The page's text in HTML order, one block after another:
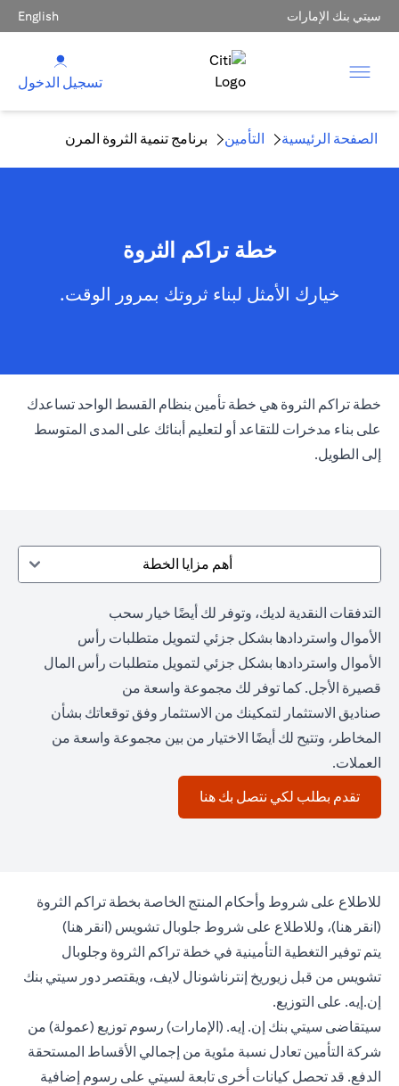
سيتي بنك الإمارات English
تسجيل الدخول
الصفحة الرئيسية التأمين برنامج تنمية الثروة المرن
خطة تراكم الثروة
خيارك الأمثل لبناء ثروتك بمرور الوقت.
خطة تراكم الثروة هي خطة تأمين بنظام القسط الواحد تساعدك
على بناء مدخرات للتقاعد أو لتعليم أبنائك على المدى المتوسط
إلى الطويل.
أهم مزايا الخطة
التدفقات النقدية لديك، وتوفر لك أيضًا خيار سحب
الأموال واستردادها بشكل جزئي لتمويل متطلبات رأس
الأموال واستردادها بشكل جزئي لتمويل متطلبات رأس المال
قصيرة الأجل. كما توفر لك مجموعة واسعة من
صناديق الاستثمار لتمكينك من الاستثمار وفق توقعاتك بشأن
المخاطر، وتتيح لك أيضًا الاختيار من بين مجموعة واسعة من
العملات.
تقدم بطلب لكي نتصل بك هنا
للاطلاع على شروط وأحكام المنتج الخاصة بخطة تراكم الثروة
(انقر هناopens in a new tab
)، وللاطلاع على شروط جلوبال تشويس (انقر هناa new tab
)
يتم توفير التغطية التأمينية في خطة تراكم الثروة وجلوبال
تشويس من قبل زيوريخ إنترناشونال لايف، ويقتصر دور سيتي بنك
إن.إيه. على التوزيع.
سيتقاضى سيتي بنك إن. إيه. (الإمارات) رسوم توزيع (عمولة) من
شركة التأمين تعادل نسبة مئوية من إجمالي الأقساط المستحقة
الدفع. قد تحصل كيانات أخرى تابعة لسيتي على رسوم إضافية